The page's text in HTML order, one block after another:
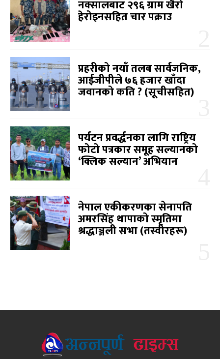
नक्सालबाट २९६ ग्राम खैरो
हेरोइनसहित चार पक्राउ
प्रहरीको नयाँ तलब सार्वजनिक,
आईजीपीले ७६ हजार खाँदा
जवानको कति ? (सूचीसहित)
पर्यटन प्रवर्द्धनका लागि राष्ट्रिय
फोटो पत्रकार समूह सल्यानको
‘क्लिक सल्यान’ अभियान
नेपाल एकीकरणका सेनापति
अमरसिंह थापाको स्मृतिमा
श्रद्धाञ्जली सभा (तस्वीरहरू)